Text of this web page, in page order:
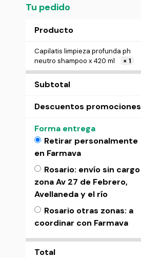
Tu pedido
Producto
Capilatis limpieza profunda ph
neutro shampoo x 420 ml
× 1
Subtotal
Descuentos promociones
Forma entrega
Retirar personalmente
en Farmava
Rosario: envío sin cargo
zona Av 27 de Febrero,
Avellaneda y el río
Rosario otras zonas: a
coordinar con Farmava
Total